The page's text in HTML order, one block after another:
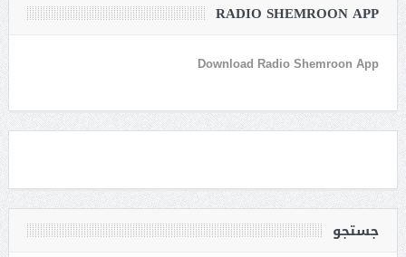
RADIO SHEMROON APP
Download Radio Shemroon App
جستجو